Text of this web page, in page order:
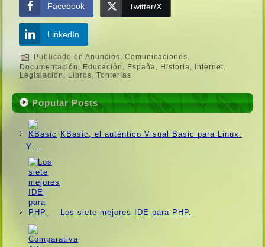
Facebook
Twitter/X
LinkedIn
Publicado en Anuncios,Comunicaciones,
Documentación , Educación , España, Historia, Internet,
Legislación , Libros,Tonterí­as
Popular Posts
KBasic, el auténtico Visual Basic para Linux.
Y…
Los siete mejores IDE para PHP.